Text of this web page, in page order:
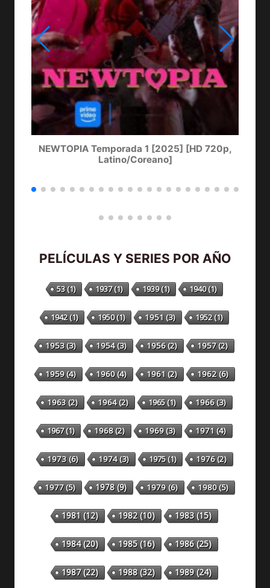
NEWTOPIA Temporada 1 [2025] [HD 720p,
Latino/Coreano]
PELÍCULAS Y SERIES POR AÑO
53(1) 1937(1) 1939(1) 1940(1)
1942(1) 1950(1) 1951 (3) 1952(1)
1953(3) 1954(3) 1956(2) 1957(2)
1959(4) 1960(4) 1961 (2) 1962(6)
1963(2) 1964(2) 1965(1) 1966(3)
1967(1) 1968(2) 1969(3) 1971 (4)
1973(6) 1974(3) 1975(1) 1976(2)
1977(5) 1978(9) 1979(6) 1980(5)
1981 (12) 1982(10) 1983(15)
1984(20) 1985(16) 1986(25)
1987(22) 1988(32) 1989(24)